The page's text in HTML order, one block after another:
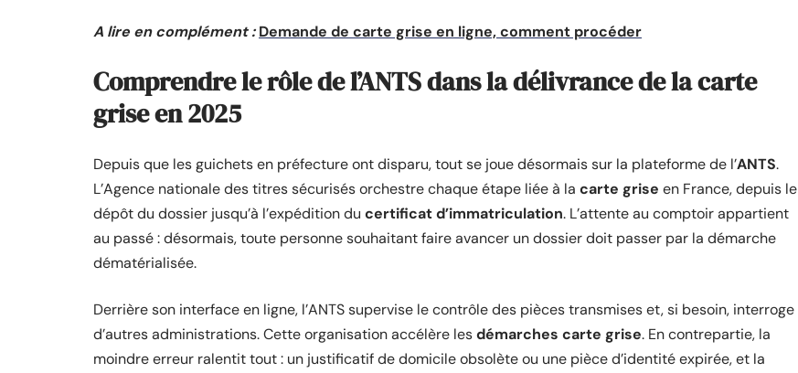
A lire en complément : Demande de carte grise en ligne, comment procéder
Comprendre le rôle de l’ANTS dans la délivrance de la carte
grise en 2025
Depuis que les guichets en préfecture ont disparu, tout se joue désormais sur la plateforme de l’ANTS.
L’Agence nationale des titres sécurisés orchestre chaque étape liée à la carte grise en France, depuis le
dépôt du dossier jusqu’à l’expédition du certificat d’immatriculation. L’attente au comptoir appartient
au passé : désormais, toute personne souhaitant faire avancer un dossier doit passer par la démarche
dématérialisée.
Derrière son interface en ligne, l’ANTS supervise le contrôle des pièces transmises et, si besoin, interroge
d’autres administrations. Cette organisation accélère lesdémarches carte grise. En contrepartie, la
moindre erreur ralentit tout : un justificatif de domicile obsolète ou une pièce d’identité expirée, et la